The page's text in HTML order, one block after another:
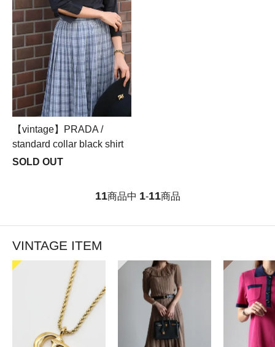
【vintage】PRADA /
standard collar black shirt
SOLD OUT
11商品中 1-11商品
VINTAGE ITEM